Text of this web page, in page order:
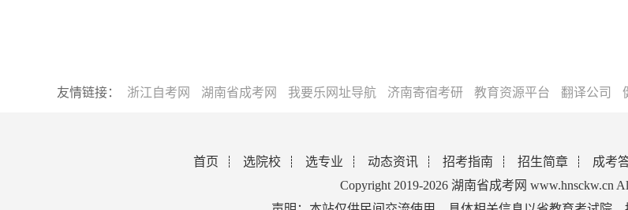
友情链接： 浙江自考网 湖南省成考网 我要乐网址导航 济南寄宿考研 教育资源平台 翻译公司
首页 选院校 选专业 动态资讯 招考指南 招生简章 成考
Copyright 2019-2026 湖南省成考网 www.hnsckw.cn